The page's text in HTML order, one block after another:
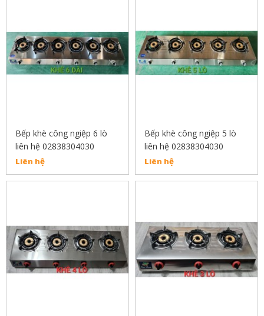
Bếp khè công ngiệp 6 lò
liên hệ 02838304030
Liên hệ
Bếp khè công ngiệp 5 lò
liên hệ 02838304030
Liên hệ